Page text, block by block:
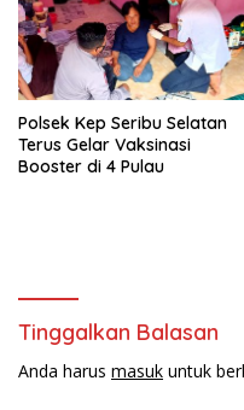
Polsek Kep Seribu Selatan
Terus Gelar Vaksinasi
Booster di 4 Pulau
Tinggalkan Balasan
Anda harus masuk untuk